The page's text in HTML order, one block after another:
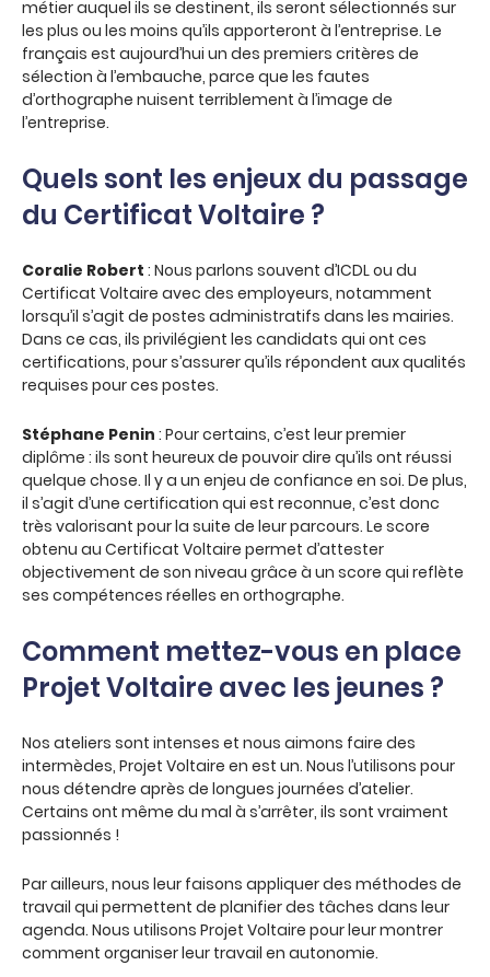
métier auquel ils se destinent, ils seront sélectionnés sur
les plus ou les moins qu’ils apporteront à l’entreprise. Le
français est aujourd’hui un des premiers critères de
sélection à l’embauche, parce que les fautes
d’orthographe nuisent terriblement à l’image de
l’entreprise.
Quels sont les enjeux du passage
du Certificat Voltaire ?
Coralie Robert : Nous parlons souvent d’ICDL ou du
Certificat Voltaire avec des employeurs, notamment
lorsqu’il s’agit de postes administratifs dans les mairies.
Dans ce cas, ils privilégient les candidats qui ont ces
certifications, pour s’assurer qu’ils répondent aux qualités
requises pour ces postes.
Stéphane Penin : Pour certains, c’est leur premier
diplôme : ils sont heureux de pouvoir dire qu’ils ont réussi
quelque chose. Il y a un enjeu de confiance en soi. De plus,
il s’agit d’une certification qui est reconnue, c’est donc
très valorisant pour la suite de leur parcours. Le score
obtenu au Certificat Voltaire permet d’attester
objectivement de son niveau grâce à un score qui reflète
ses compétences réelles en orthographe.
Comment mettez-vous en place
Projet Voltaire avec les jeunes ?
Nos ateliers sont intenses et nous aimons faire des
intermèdes, Projet Voltaire en est un. Nous l’utilisons pour
nous détendre après de longues journées d’atelier.
Certains ont même du mal à s’arrêter, ils sont vraiment
passionnés !
Par ailleurs, nous leur faisons appliquer des méthodes de
travail qui permettent de planifier des tâches dans leur
agenda. Nous utilisons Projet Voltaire pour leur montrer
comment organiser leur travail en autonomie.